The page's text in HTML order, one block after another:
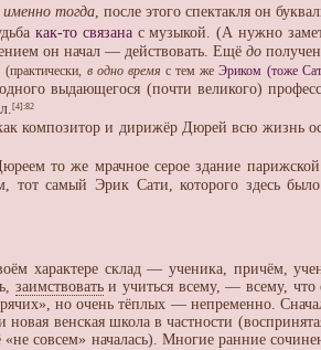
именно тогда , после этого спектакля он
как-то связанас музыкой. (А нужно
он начал — действовать. Ещёдо
(практически, в одно время с тем жеЭриком (тоже
выдающегося (почти великого)
[4]:82
композитор и дирижёр Дюрей всю жизнь
то же мрачное серое здание
самый Эрик Сати, которого здесь
характере склад — ученика, причём,
заимствоватьи учиться всему, — всему,
но очень тёплых — непременно.
венская школа в частности
совсем» началась). Многие ранние